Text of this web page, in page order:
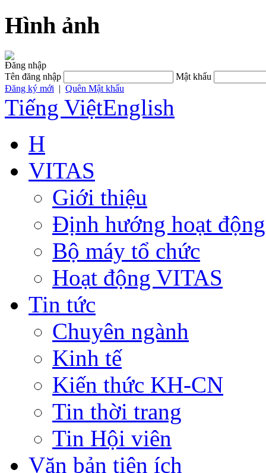
Hình ảnh
Đăng nhập
Tên đăng nhập
Mật khẩu
Đăng ký mới | Quên Mật khẩu
Tiếng ViệtEnglish
H
VITAS
Giới thiệu
Định hướng hoạt động
Bộ máy tổ chức
Hoạt động VITAS
Tin tức
Chuyên ngành
Kinh tế
Kiến thức KH-CN
Tin thời trang
Tin Hội viên
Văn bản tiện ích